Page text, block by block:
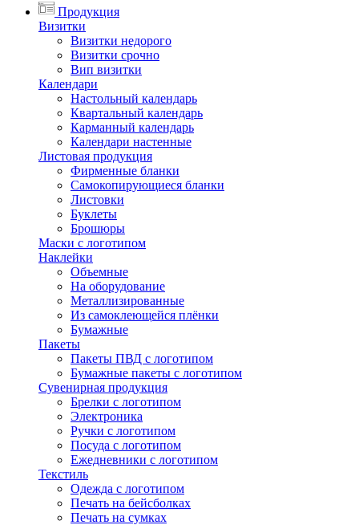
Продукция
Визитки
Визитки недорого
Визитки срочно
Вип визитки
Календари
Настольный календарь
Квартальный календарь
Карманный календарь
Календари настенные
Листовая продукция
Фирменные бланки
Самокопирующиеся бланки
Листовки
Буклеты
Брошюры
Маски с логотипом
Наклейки
Объемные
На оборудование
Металлизированные
Из самоклеющейся плёнки
Бумажные
Пакеты
Пакеты ПВД с логотипом
Бумажные пакеты с логотипом
Сувенирная продукция
Брелки с логотипом
Электроника
Ручки с логотипом
Посуда с логотипом
Ежедневники с логотипом
Текстиль
Одежда с логотипом
Печать на бейсболках
Печать на сумках